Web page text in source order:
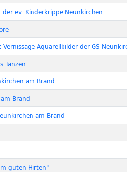
ev. Kinderkrippe Neunkirchen
Aquarellbilder der GS
Tanzen
am Brand
Brand
am Brand
guten Hirten"